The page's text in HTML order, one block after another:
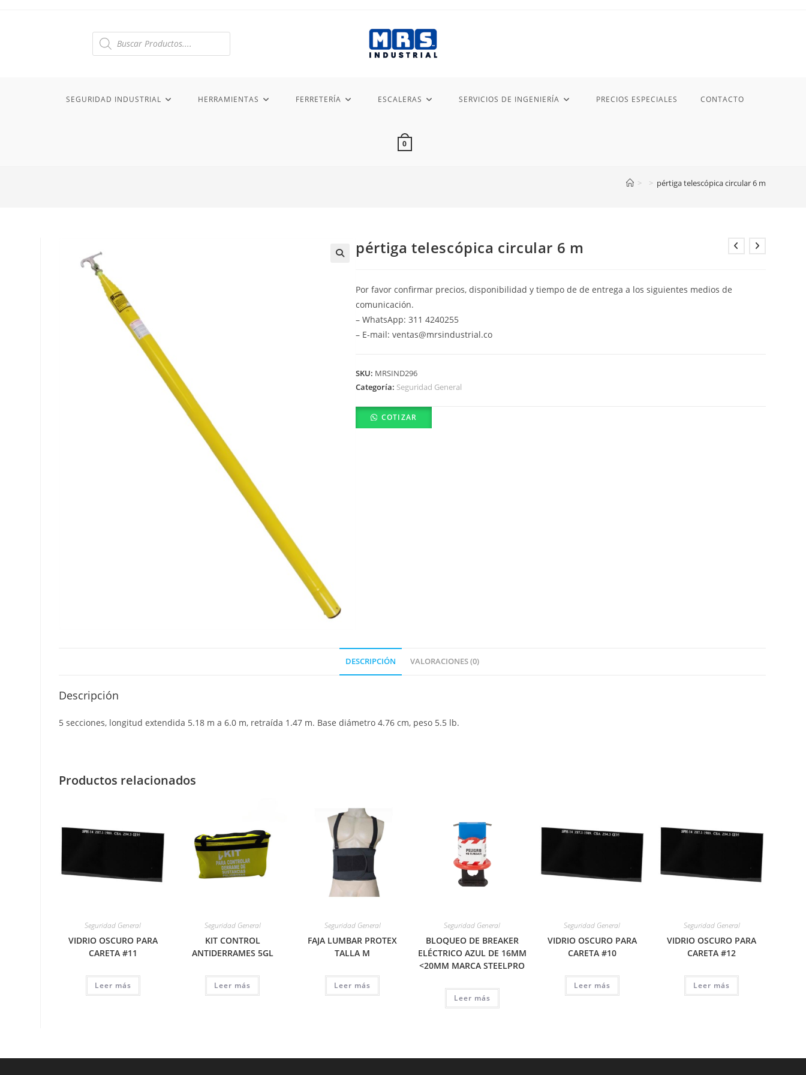
Búsqueda
SEGURIDAD INDUSTRIAL HERRAMIENTAS FERRETERÍA ESCALERAS SERVICIOS DE INGENIERÍA PRECIOS ESPECIALES CONTACTO
0
> > pértiga telescópica circular 6 m
pértiga telescópica circular 6 m
Por favor confirmar precios, disponibilidad y tiempo de de entrega a los siguientes medios de
comunicación.
– WhatsApp: 311 4240255
– E-mail: ventas@mrsindustrial.co
SKU: MRSIND296
Categoría: Seguridad General
COTIZAR
DESCRIPCIÓN VALORACIONES (0)
Descripción
5 secciones, longitud extendida 5.18 m a 6.0 m, retraída 1.47 m. Base diámetro 4.76 cm, peso 5.5 lb.
Productos relacionados
Seguridad General
VIDRIO OSCURO PARA
CARETA #11
Leer más
Seguridad General
KIT CONTROL
ANTIDERRAMES 5GL
Leer más
Seguridad General
FAJA LUMBAR PROTEX
TALLA M
Leer más
Seguridad General
BLOQUEO DE BREAKER
ELÉCTRICO AZUL DE 16MM
<20MM MARCA STEELPRO
Leer más
Seguridad General
VIDRIO OSCURO PARA
CARETA #10
Leer más
Seguridad General
VIDRIO OSCURO PARA
CARETA #12
Leer más